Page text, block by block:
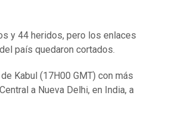
y 44 heridos, pero los enlaces
país quedaron cortados.
Kabul (17H00 GMT) con más
a Nueva Delhi, en India, a